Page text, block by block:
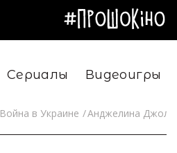
Сериалы Видеоигры
Война в Украине Анджелина Джоли